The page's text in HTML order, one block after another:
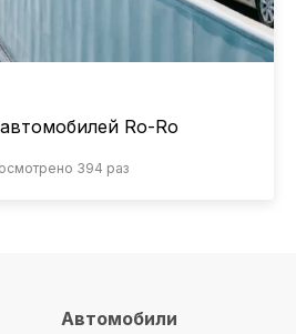
Ro-Ro
394 раз
Автомобили